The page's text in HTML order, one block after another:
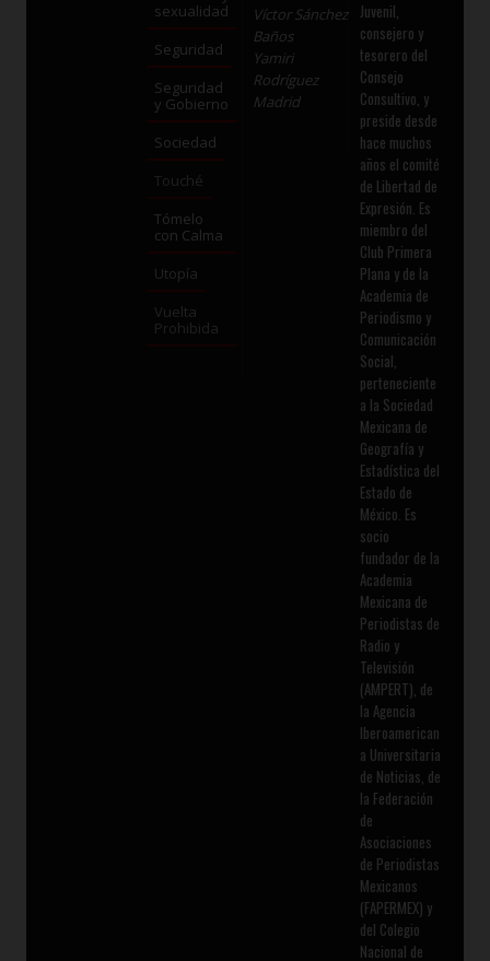
sexualidad
Seguridad
Seguridad
y Gobierno
Sociedad
Touché
Tómelo
con Calma
Utopía
Vuelta
Prohibida
Víctor Sánchez
Baños
Yamiri
Rodríguez
Madrid
Juvenil,
consejero y
tesorero del
Consejo
Consultivo, y
preside desde
hace muchos
años el comité
de Libertad de
Expresión. Es
miembro del
Club Primera
Plana y de la
Academia de
Periodismo y
Comunicación
Social,
perteneciente
a la Sociedad
Mexicana de
Geografía y
Estadística del
Estado de
México. Es
socio
fundador de la
Academia
Mexicana de
Periodistas de
Radio y
Televisión
(AMPERT), de
la Agencia
Iberoamerican
a Universitaria
de Noticias, de
la Federación
de
Asociaciones
de Periodistas
Mexicanos
(FAPERMEX) y
del Colegio
Nacional de